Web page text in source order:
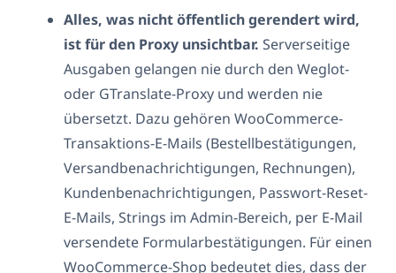
Alles, was nicht öffentlich gerendert wird,
ist für den Proxy unsichtbar. Serverseitige
Ausgaben gelangen nie durch den Weglot-
oder GTranslate-Proxy und werden nie
übersetzt. Dazu gehören WooCommerce-
Transaktions-E-Mails (Bestellbestätigungen,
Versandbenachrichtigungen, Rechnungen),
Kundenbenachrichtigungen, Passwort-Reset-
E-Mails, Strings im Admin-Bereich, per E-Mail
versendete Formularbestätigungen. Für einen
WooCommerce-Shop bedeutet dies, dass der